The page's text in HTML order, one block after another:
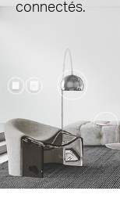
connectés.